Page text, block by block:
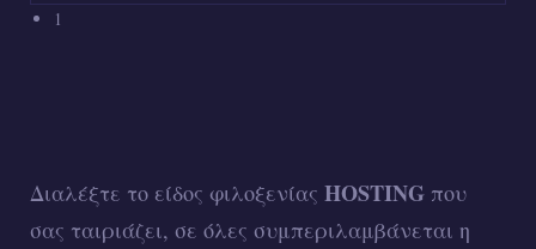
1
Διαλέξτε το είδος φιλοξενίας HOSTING που
σας ταιριάζει, σε όλες συμπεριλαμβάνεται η